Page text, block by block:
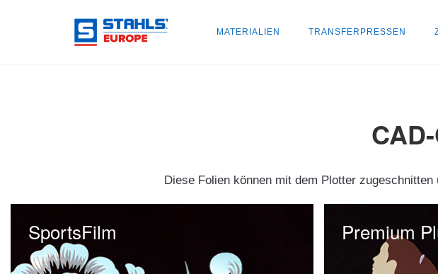
MATERIALIEN TRANSFERPRESSEN
Diese Folien können mit dem Plotter
SportsFilm Premium